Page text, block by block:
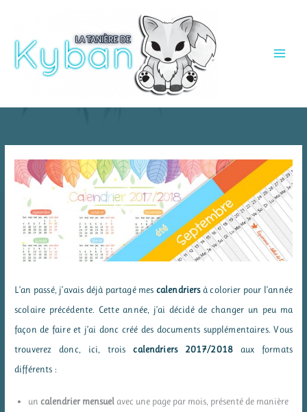
contenu
L’an passé, j’avais déjà partagé mes calendriersà colorier pour l’année
scolaire précédente. Cette année, j’ai décidé de changer un peu ma
façon de faire et j’ai donc créé des documents supplémentaires. Vous
trouverez donc, ici, troiscalendriers 2017/2018aux formats
différents :
uncalendrier mensuel avec une page par mois, présenté de manière